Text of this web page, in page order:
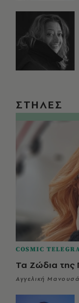
ΣΤΗΛΕΣ
COSMIC
Τα Ζώδια της
Αγγελική